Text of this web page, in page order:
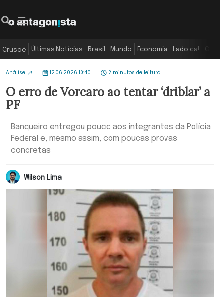
Crusoé Últimas Notícias Brasil Mundo Economia Lado oa!
Análise 12.06.2026 10:40 2 minutos de leitura
O erro de Vorcaro ao tentar ‘driblar’ a
PF
Banqueiro entregou pouco aos integrantes da Polícia
Federal e, mesmo assim, com poucas provas
concretas
Wilson Lima